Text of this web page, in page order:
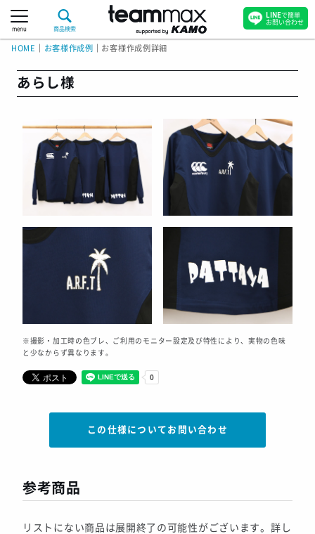
menu 商品検索
HOME お客様作成例 お客様作成例詳細
あらし様
※撮影・加工時の色ブレ、ご利用のモニター設定及び特性により、実物の色味
と少なからず異なります。
この仕様についてお問い合わせ
参考商品
リストにない商品は展開終了の可能性がございます。詳し
LINEで簡単
お問い合わせ